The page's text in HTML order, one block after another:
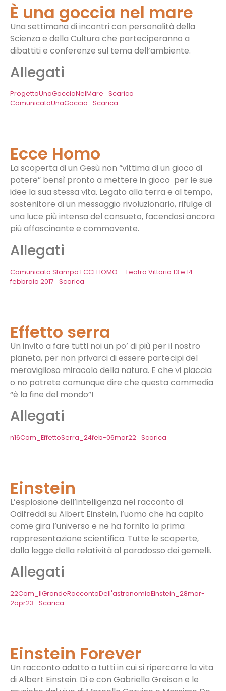
È una goccia nel mare
Una settimana di incontri con personalità della
Scienza e della Cultura che parteciperanno a
dibattiti e conferenze sul tema dell’ambiente.
Allegati
ProgettoUnaGocciaNelMare
Scarica
ComunicatoUnaGoccia
Scarica
Ecce Homo
La scoperta di un Gesù non “vittima di un gioco di
potere” bensì pronto a mettere in gioco per le sue
idee la sua stessa vita. Legato alla terra e al tempo,
sostenitore di un messaggio rivoluzionario, rifulge di
una luce più intensa del consueto, facendosi ancora
più affascinante e commovente.
Allegati
Comunicato Stampa ECCEHOMO _ Teatro Vittoria 13 e 14
febbraio 2017
Scarica
Effetto serra
Un invito a fare tutti noi un po’ di più per il nostro
pianeta, per non privarci di essere partecipi del
meraviglioso miracolo della natura. E che vi piaccia
o no potrete comunque dire che questa commedia
“è la fine del mondo”!
Allegati
n16Com_EffettoSerra_24feb-06mar22 Scarica
Einstein
L’esplosione dell’intelligenza nel racconto di
Odifreddi su Albert Einstein, l’uomo che ha capito
come gira l’universo e ne ha fornito la prima
rappresentazione scientifica. Tutte le scoperte,
dalla legge della relatività al paradosso dei gemelli.
Allegati
22Com_IlGrandeRaccontoDell'astronomiaEinstein_28mar-
2apr23
Scarica
Einstein Forever
Un racconto adatto a tutti in cui si ripercorre la vita
di Albert Einstein. Di e con Gabriella Greison e le